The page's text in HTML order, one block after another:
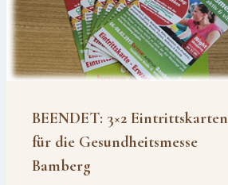
BEENDET: 3×2 Eintrittskarten
für die Gesundheitsmesse
Bamberg